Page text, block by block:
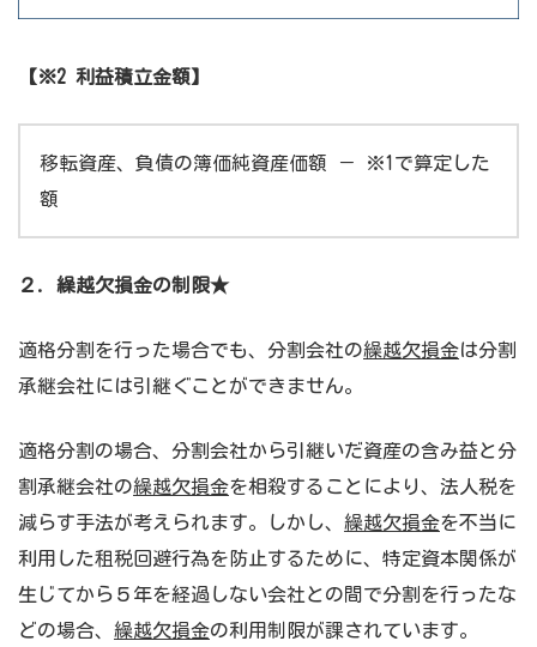
【※2 利益積立金額】
移転資産、負債の簿価純資産価額 － ※1で算定した
額
２. 繰越欠損金の制限★
適格分割を行った場合でも、分割会社の繰越欠損金は分割
承継会社には引継ぐことができません。
適格分割の場合、分割会社から引継いだ資産の含み益と分
割承継会社の繰越欠損金を相殺することにより、法人税を
減らす手法が考えられます。しかし、 繰越欠損金を不当に
利用した租税回避行為を防止するために、特定資本関係が
生じてから５年を経過しない会社との間で分割を行ったな
どの場合、 繰越欠損金の利用制限が課されています。